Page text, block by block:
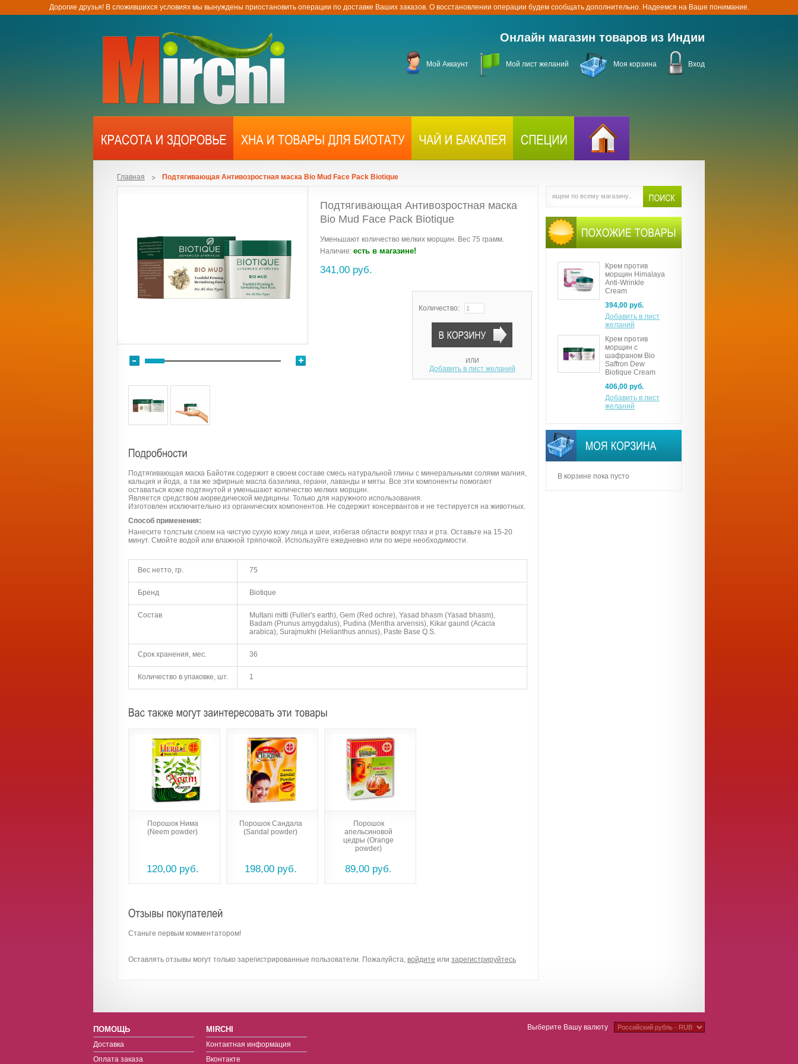
Дорогие друзья! В сложившихся условиях мы вынуждены приостановить операции по доставке Ваших заказов. О восстановлении операции будем сообщать дополнительно. Надеемся на Ваше понимание.
Онлайн магазин товаров из Индии
Мой Аккаунт Мой лист желаний Моя корзина Вход
Главная Подтягивающая Антивозростная маска Bio Mud Face Pack Biotique
Подтягивающая Антивозростная маска
Bio Mud Face Pack Biotique
Уменьшают количество мелких морщин. Вес 75 грамм.
Наличие: есть в магазине!
341,00 руб.
Количество:
ИЛИ
Добавить в лист желаний
Подтягивающая маска Байотик содержит в своем составе смесь натуральной глины с минеральными солями магния,
кальция и йода, а так же эфирные масла базилика, герани, лаванды и мяты. Все эти компоненты помогают
оставаться коже подтянутой и уменьшают количество мелких морщин.
Является средством аюрведической медицины. Только для наружного использования.
Изготовлен исключительно из органических компонентов. Не содержит консервантов и не тестируется на животных.
Способ применения:
Нанесите толстым слоем на чистую сухую кожу лица и шеи, избегая области вокруг глаз и рта. Оставьте на 15-20
минут. Смойте водой или влажной тряпочкой. Используйте ежедневно или по мере необходимости.
Вес нетто, гр. 75
Бренд Biotique
Состав
Multani mitti (Fuller's earth), Gem (Red ochre), Yasad bhasm (Yasad bhasm),
Badam (Prunus amygdalus), Pudina (Mentha arvensis), Kikar gaund (Acacia
arabica), Surajmukhi (Helianthus annus), Paste Base Q.S.
Срок хранения, мес. 36
Количество в упаковке, шт. 1
Порошок Нима
(Neem powder)
120,00 руб.
Порошок Сандала
(Sandal powder)
198,00 руб.
Порошок
апельсиновой
цедры (Orange
powder)
89,00 руб.
Станьте первым комментатором!
Оставлять отзывы могут только зарегистрированные пользователи. Пожалуйста, войдите или зарегистрируйтесь
Крем против
морщин Himalaya
Anti-Wrinkle
Cream
394,00 руб.
Добавить в лист
желаний
Крем против
морщин с
шафраном Bio
Saffron Dew
Biotique Cream
406,00 руб.
Добавить в лист
желаний
В корзине пока пусто
ПОМОЩЬ
Доставка
Оплата заказа
MIRCHI
Контактная информация
Вконтакте
Выберите Вашу валюту